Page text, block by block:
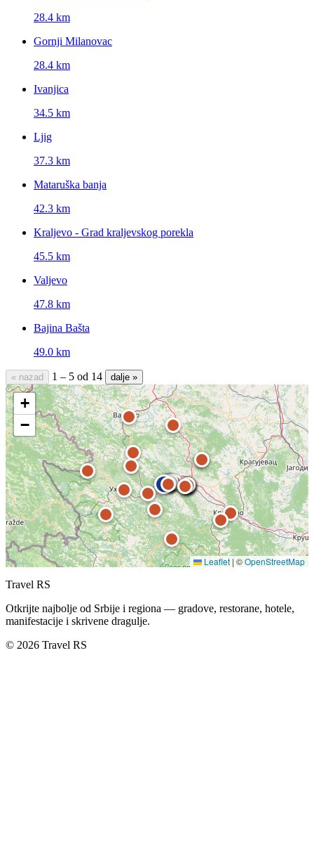
28.4 km
Gornji Milanovac
28.4 km
Ivanjica
34.5 km
Ljig
37.3 km
Mataruška banja
42.3 km
Kraljevo - Grad kraljevskog porekla
45.5 km
Valjevo
47.8 km
Bajina Bašta
49.0 km
« nazad 1 – 5 od 14 dalje »
+
−
Leaflet | ©OpenStreetMap
Travel RS
Otkrijte najbolje od Srbije i regiona — gradove, restorane, hotele,
manifestacije i skrivene dragulje.
© 2026 Travel RS